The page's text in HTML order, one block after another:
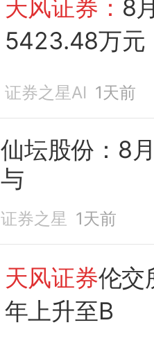
天风证券： 8
5423.48万元
证券之星AI 1天前
仙坛股份：8
与
证券之星 1天前
天风证券伦交
年上升至B